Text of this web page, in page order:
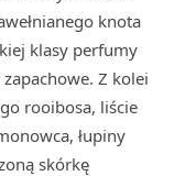
knota
klasy perfumy
Z kolei
rooibosa, liście
łupiny
skórkę